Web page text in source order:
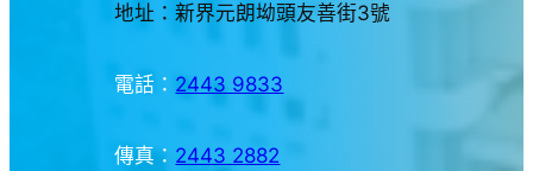
地址：新界元朗坳頭友善街3號
電話： 2443 9833
傳真： 2443 2882